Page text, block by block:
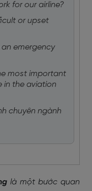
for our airline?
or upset
emergency
most important
in the aviation
chuyên ngành
là một bước quan